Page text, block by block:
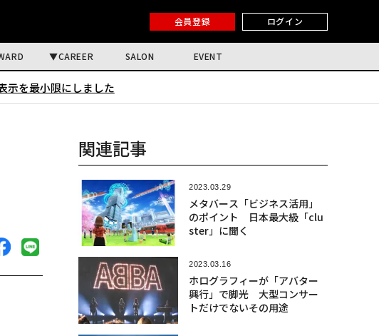
会員登録 ログイン
CAREER SALON EVENT
示を最小限にしました
関連記事
2023.03.29
メタバース「ビジネス活用」
のポイント 日本最大級「clu
ster」に聞く
2023.03.16
ホログラフィーが「アバター
興行」で脚光 大型コンサー
トだけでないその用途